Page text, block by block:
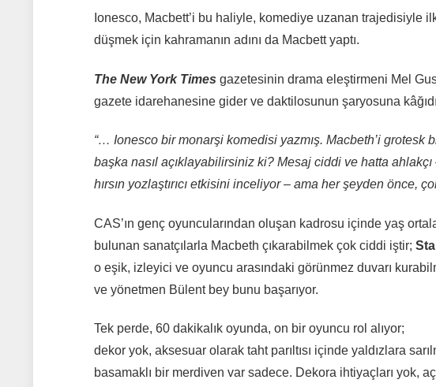
Ionesco, Macbett’i bu haliyle, komediye uzanan trajedisiyle
düşmek için kahramanın adını da Macbett yaptı.
The New York Times gazetesinin drama eleştirmeni Mel
gazete idarehanesine gider ve daktilosunun şaryosuna
“… Ionesco bir monarşi komedisi yazmış. Macbeth’i grotesk
başka nasıl açıklayabilirsiniz ki? Mesaj ciddi ve hatta
hırsın yozlaştırıcı etkisini inceliyor – ama her şeyden önce,
CAS’ın genç oyuncularından oluşan kadrosu içinde yaş
bulunan sanatçılarla Macbeth çıkarabilmek çok ciddi iştir;
o eşik, izleyici ve oyuncu arasındaki görünmez duvarı
ve yönetmen Bülent bey bunu başarıyor.
Tek perde, 60 dakikalık oyunda, on bir oyuncu rol alıyor;
dekor yok, aksesuar olarak taht parıltısı içinde yaldızlara
basamaklı bir merdiven var sadece. Dekora ihtiyaçları yok,